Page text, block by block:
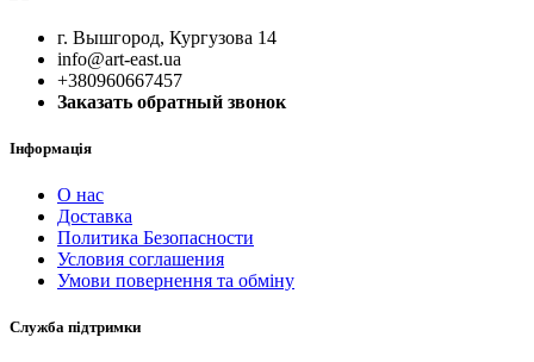
г. Вышгород, Кургузова 14
info@art-east.ua
+380960667457
Заказать обратный звонок
Інформація
О нас
Доставка
Политика Безопасности
Условия соглашения
Умови повернення та обміну
Служба підтримки